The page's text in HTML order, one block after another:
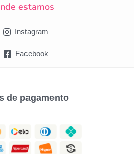
estamos
Instagram
Facebook
de pagamento